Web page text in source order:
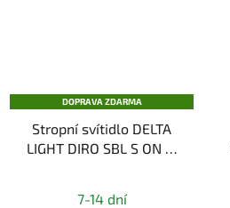
DOPRAVA ZDARMA
Stropní svítidlo DELTA
LIGHT DIRO SBL S ON IP
7-14 dní